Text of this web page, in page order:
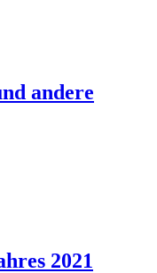
andere
2021